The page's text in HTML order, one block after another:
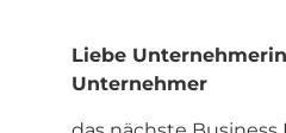
Liebe
Unternehmer